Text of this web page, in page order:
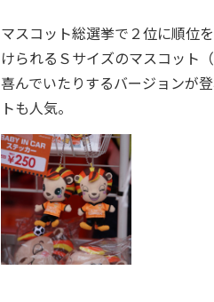
マスコット総選挙で２位に順位
けられるＳサイズのマスコット
喜んでいたりするバージョンが
トも人気。